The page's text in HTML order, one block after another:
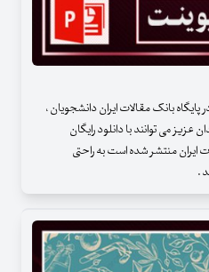
پایگاه بانک مقالات ایران دانشجویان ،
می توانند با دانلود رایگان
ایران منتشر شده است به راحتی
.